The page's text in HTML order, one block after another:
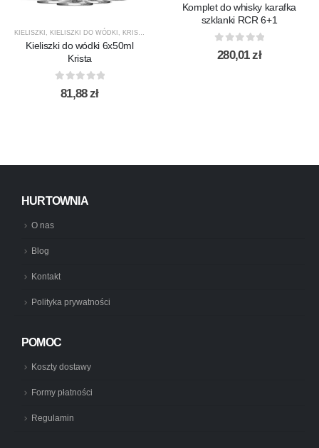
KIELISZKI KIELISZKI DO WÓDKI KRISTA PRODUCENCI PRODUKTY
Kieliszki do wódki 6x50ml
Krista
out of 5
81,88zł
Komplet do whisky karafka
szklanki RCR 6+1
0out of 5
280,01zł
HURTOWNIA
O nas
Blog
Kontakt
Polityka prywatności
POMOC
Koszty dostawy
Formy płatności
Regulamin